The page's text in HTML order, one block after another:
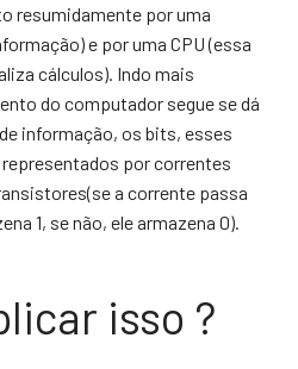
resumidamente por uma
e por uma CPU (essa
cálculos). Indo mais
do computador segue se dá
informação, os bits, esses
representados por correntes
a corrente passa
1, se não, ele armazena 0).
isso ?